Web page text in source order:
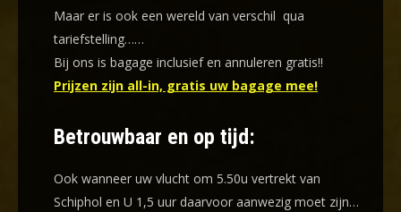
Maar er is ook een wereld van verschil qua
tariefstelling……
Bij ons is bagage inclusief en annuleren gratis!!
Prijzen zijn all-in, gratis uw bagage mee!
Betrouwbaar en op tijd:
Ook wanneer uw vlucht om 5.50u vertrekt van
Schiphol en U 1,5 uur daarvoor aanwezig moet zijn…